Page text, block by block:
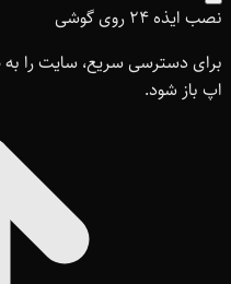
نصب ایذه ۲۴ روی گوشی
برای دسترسی سریع، سایت را
اپ باز شود.